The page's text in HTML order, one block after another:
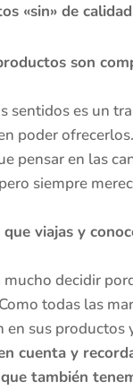
«sin» de
son
sentidos es un
poder
pensar en las
siempre
viajas y
mucho decidir
todas las
en sus productos
cuenta y
también